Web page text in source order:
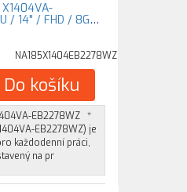
/ 14" / FHD / 8GB /
NA185X1404EB2278WZ
Do košíku
EB2278WZ *
EB2278WZ) je
každodenní práci,
na pr